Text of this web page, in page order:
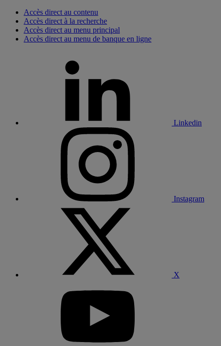
Accès direct au contenu
Accès direct à la recherche
Accès direct au menu principal
Accès direct au menu de banque en ligne
Linkedin
Instagram
X